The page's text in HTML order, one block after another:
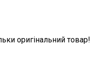
оригінальний товар!